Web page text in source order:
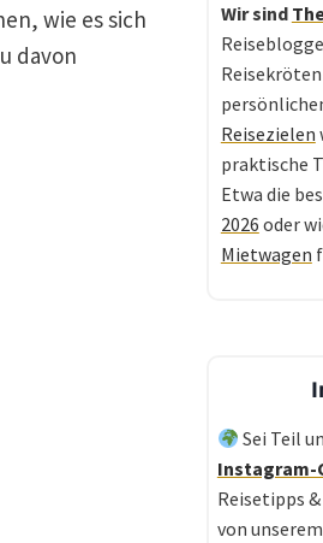
wie es sich
davon
Wir sind
Reisezielen
praktische
Etwa die
2026 oder
Mietwagen
Sei Teil
Instagram-
Reisetipps
von